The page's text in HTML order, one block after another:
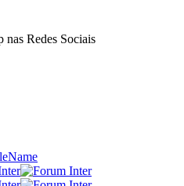
nas Redes Sociais